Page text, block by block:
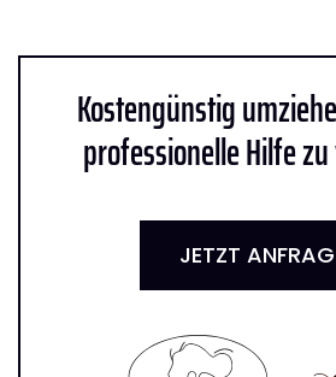
Kostengünstig
professionelle Hilfe
JETZT